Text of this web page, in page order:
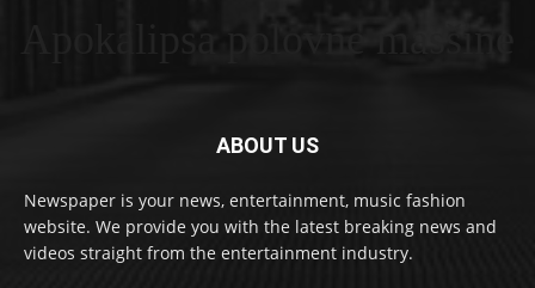
Apokalipsa polovne masšine
ABOUT US
Newspaper is your news, entertainment, music fashion
website. We provide you with the latest breaking news and
videos straight from the entertainment industry.